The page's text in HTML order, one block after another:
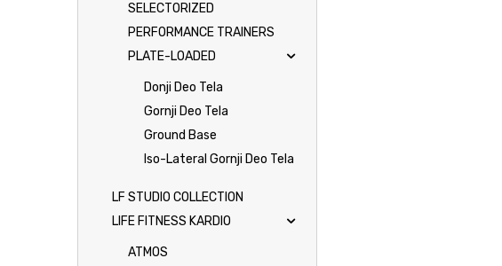
SELECTORIZED
PERFORMANCE TRAINERS
PLATE-LOADED
Donji Deo Tela
Gornji Deo Tela
Ground Base
Iso-Lateral Gornji Deo Tela
LF STUDIO COLLECTION
LIFE FITNESS KARDIO
ATMOS